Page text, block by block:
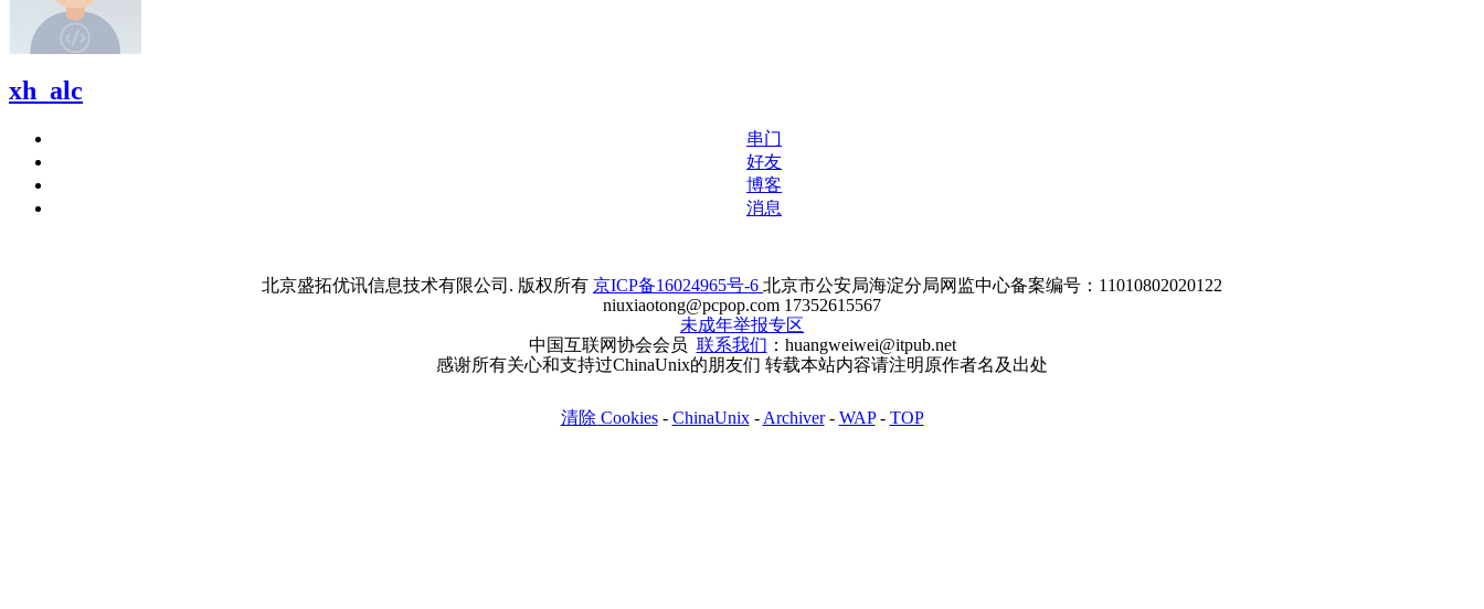
xh_alc
串门
好友
博客
消息
北京盛拓优讯信息技术有限公司. 版权所有 京ICP备16024965号-6 北京市公安局海淀分局网监中心备案编号：11010802020122
niuxiaotong@pcpop.com 17352615567
未成年举报专区
中国互联网协会会员 联系我们 ：huangweiwei@itpub.net
感谢所有关心和支持过ChinaUnix的朋友们 转载本站内容请注明原作者名及出处
清除 Cookies- ChinaUnix- Archiver- WAP- TOP